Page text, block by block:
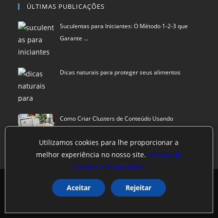
ÚLTIMAS PUBLICAÇÕES
Suculentas para Iniciantes: O Método 1-2-3 que
Garante …
Dicas naturais para proteger seus alimentos
Como Criar Clusters de Conteúdo Usando
Política de privacidade Termos de Uso
Exclusão de Dados
Blu Pixel©SCIStudio.com2001 - 2026
CNPJ: 04.542.994.0001-29
Utilizamos cookies para lhe proporcionar a
melhor experiência no nosso site. Política de
Cookies e Privacidade
Aceitar Rejeitar